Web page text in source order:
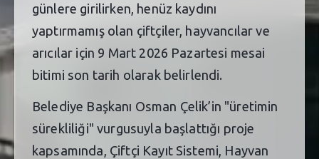
günlere girilirken, henüz kaydını
yaptırmamış olan çiftçiler, hayvancılar ve
arıcılar için 9 Mart 2026 Pazartesi mesai
bitimi son tarih olarak belirlendi.
Belediye Başkanı Osman Çelik’in "üretimin
sürekliliği" vurgusuyla başlattığı proje
kapsamında, Çiftçi Kayıt Sistemi, Hayvan